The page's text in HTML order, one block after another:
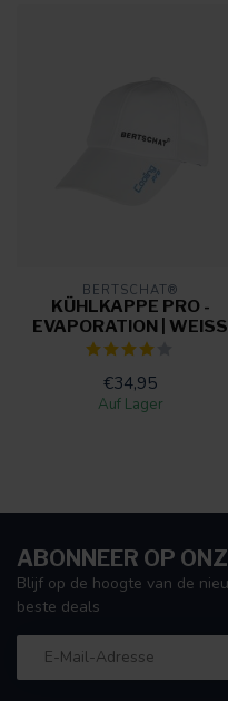
BERTSCHAT®
KÜHLKAPPE PRO -
EVAPORATION | WEISS
€34,95
Auf Lager
ABONNEER OP
Blijf op de hoogte van de
beste deals